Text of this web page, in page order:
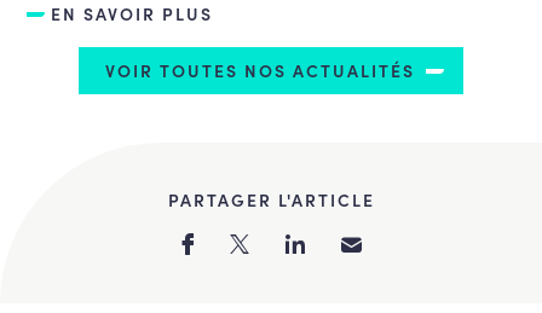
EN SAVOIR PLUS
VOIR TOUTES NOS ACTUALITÉS
PARTAGER L'ARTICLE